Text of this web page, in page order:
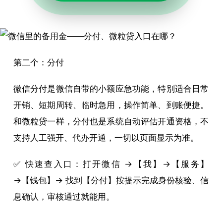
第二个：分付
微信分付是微信自带的小额应急功能，特别适合日常
开销、短期周转、临时急用，操作简单、到账便捷。
和微粒贷一样，分付也是系统自动评估开通资格，不
支持人工强开、代办开通，一切以页面显示为准。
✅ 快速查入口：打开微信 →【我】→【服务】
→【钱包】→ 找到【分付】按提示完成身份核验、信
息确认，审核通过就能用。